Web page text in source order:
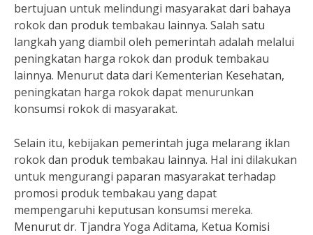
bertujuan untuk melindungi masyarakat dari bahaya
rokok dan produk tembakau lainnya. Salah satu
langkah yang diambil oleh pemerintah adalah melalui
peningkatan harga rokok dan produk tembakau
lainnya. Menurut data dari Kementerian Kesehatan,
peningkatan harga rokok dapat menurunkan
konsumsi rokok di masyarakat.
Selain itu, kebijakan pemerintah juga melarang iklan
rokok dan produk tembakau lainnya. Hal ini dilakukan
untuk mengurangi paparan masyarakat terhadap
promosi produk tembakau yang dapat
mempengaruhi keputusan konsumsi mereka.
Menurut dr. Tjandra Yoga Aditama, Ketua Komisi